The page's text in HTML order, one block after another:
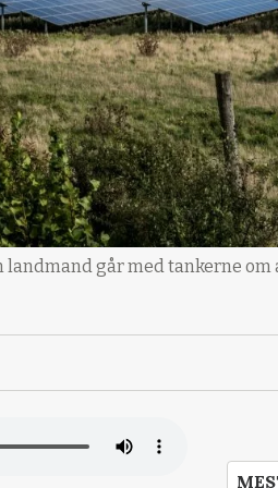
landmand går med tankerne